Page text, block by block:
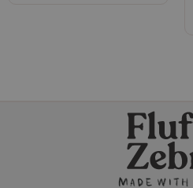
μπορούν
επιλεγούν